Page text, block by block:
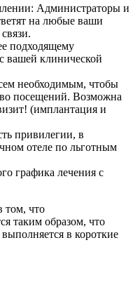
Администраторы и
на любые ваши
подходящему
вашей клинической
необходимым, чтобы
посещений. Возможна
(имплантация и
привилегии, в
отеле по льготным
графика лечения с
том, что
таким образом, что
в короткие